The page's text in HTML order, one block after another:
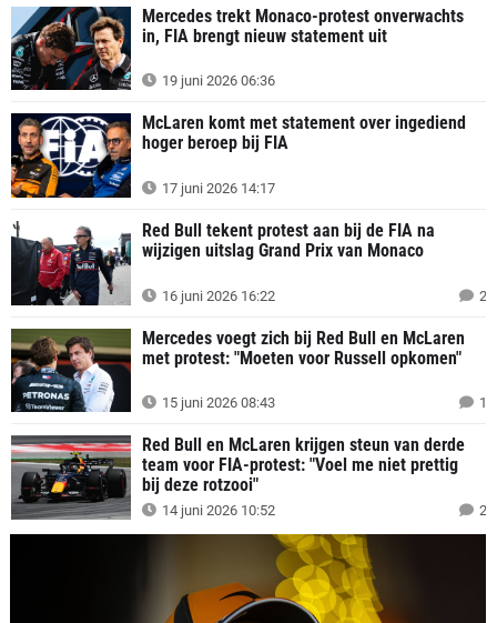
Mercedes trekt Monaco-protest onverwachts
in, FIA brengt nieuw statement uit
19 juni 2026 06:36
McLaren komt met statement over ingediend
hoger beroep bij FIA
17 juni 2026 14:17
Red Bull tekent protest aan bij de FIA na
wijzigen uitslag Grand Prix van Monaco
16 juni 2026 16:22 2
Mercedes voegt zich bij Red Bull en McLaren
met protest: "Moeten voor Russell opkomen"
15 juni 2026 08:43 1
Red Bull en McLaren krijgen steun van derde
team voor FIA-protest: "Voel me niet prettig
bij deze rotzooi"
14 juni 2026 10:52 2